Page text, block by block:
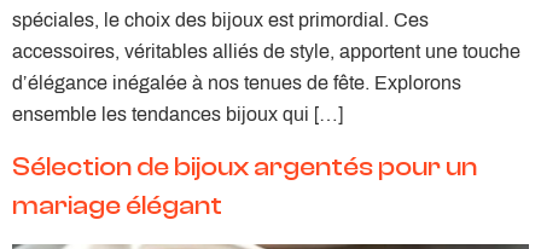
spéciales, le choix des bijoux est primordial. Ces
accessoires, véritables alliés de style, apportent une touche
d’élégance inégalée à nos tenues de fête. Explorons
ensemble les tendances bijoux qui […]
Sélection de bijoux argentés pour un
mariage élégant